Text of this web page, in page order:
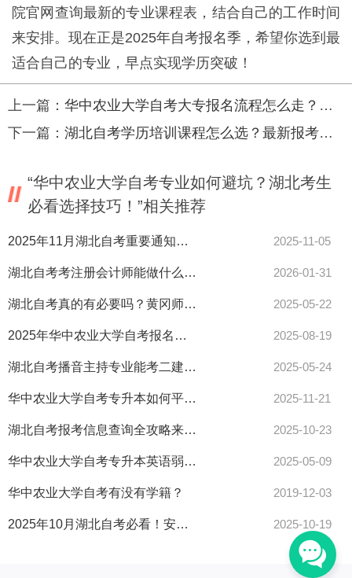
院官网查询最新的专业课程表，结合自己的工作时间
来安排。现在正是2025年自考报名季，希望你选到最
适合自己的专业，早点实现学历突破！
上一篇： 华中农业大学自考大专报名流程怎么走？完整指南来了！
下一篇： 湖北自考学历培训课程怎么选？最新报考指南来了！
“华中农业大学自考专业如何避坑？湖北考生
必看选择技巧！”相关推荐
2025年11月湖北自考重要通知：非学历课程免考指南必看，考生速戳！ 2025-11-05
湖北自考考注册会计师能做什么工作？经验分享 2026-01-31
湖北自考真的有必要吗？黄冈师范学院报名全解析！ 2025-05-22
2025年华中农业大学自考报名全攻略，流程条件速查表 2025-08-19
湖北自考播音主持专业能考二建吗？报考条件全解析！ 2025-05-24
华中农业大学自考专升本如何平衡做题速度与正确率？ 2025-11-21
湖北自考报考信息查询全攻略来了！ 2025-10-23
华中农业大学自考专升本英语弱怎么拿高分？速看备考技巧 2025-05-09
华中农业大学自考有没有学籍？ 2019-12-03
2025年10月湖北自考必看！安检须知及重要事项提醒 2025-10-19